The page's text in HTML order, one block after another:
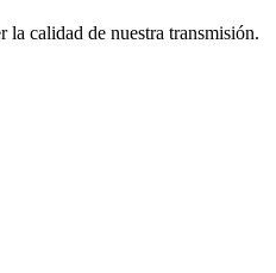
calidad de nuestra transmisión.